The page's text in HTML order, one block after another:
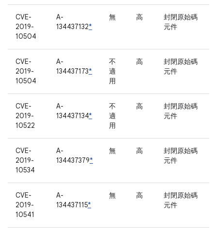
CVE-
2019-
10504
A-
134437132*
無 高
封閉原始碼
元件
CVE-
2019-
10504
A-
134437173*
不
適
用
高
封閉原始碼
元件
CVE-
2019-
10522
A-
134437134*
不
適
用
高
封閉原始碼
元件
CVE-
2019-
10534
A-
134437379*
無 高
封閉原始碼
元件
CVE-
2019-
10541
A-
134437115*
無 高
封閉原始碼
元件